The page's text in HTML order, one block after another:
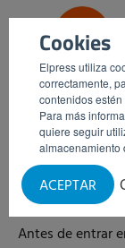
Cookies
Elpress utiliza
correctamente,
contenidos
Para más
quiere seguir
almacenamiento
ACEPTAR
Antes de entrar